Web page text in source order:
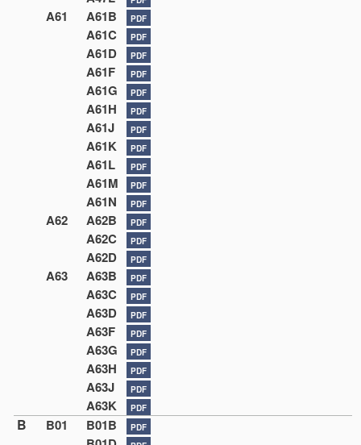
A61 A61B PDF
A61C PDF
A61D PDF
A61F PDF
A61G PDF
A61H PDF
A61J PDF
A61K PDF
A61L PDF
A61M PDF
A61N PDF
A62 A62B PDF
A62C PDF
A62D PDF
A63 A63B PDF
A63C PDF
A63D PDF
A63F PDF
A63G PDF
A63H PDF
A63J PDF
A63K PDF
B B01 B01B PDF